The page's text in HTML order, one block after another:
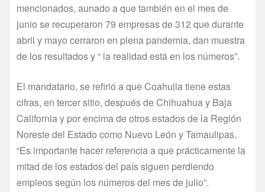
mencionados, aunado a que también en el mes de
junio se recuperaron 79 empresas de 312 que durante
abril y mayo cerraron en plena pandemia, dan muestra
de los resultados y “ la realidad está en los números”.
El mandatario, se refirió a que Coahuila tiene estas
cifras, en tercer sitio, después de Chihuahua y Baja
California y por encima de otros estados de la Región
Noreste del Estado como Nuevo León y Tamaulipas.
“Es importante hacer referencia a que prácticamente la
mitad de los estados del país siguen perdiendo
empleos según los números del mes de julio”.